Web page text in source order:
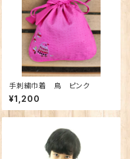
手刺繍巾着 鳥 ピンク
¥1,200